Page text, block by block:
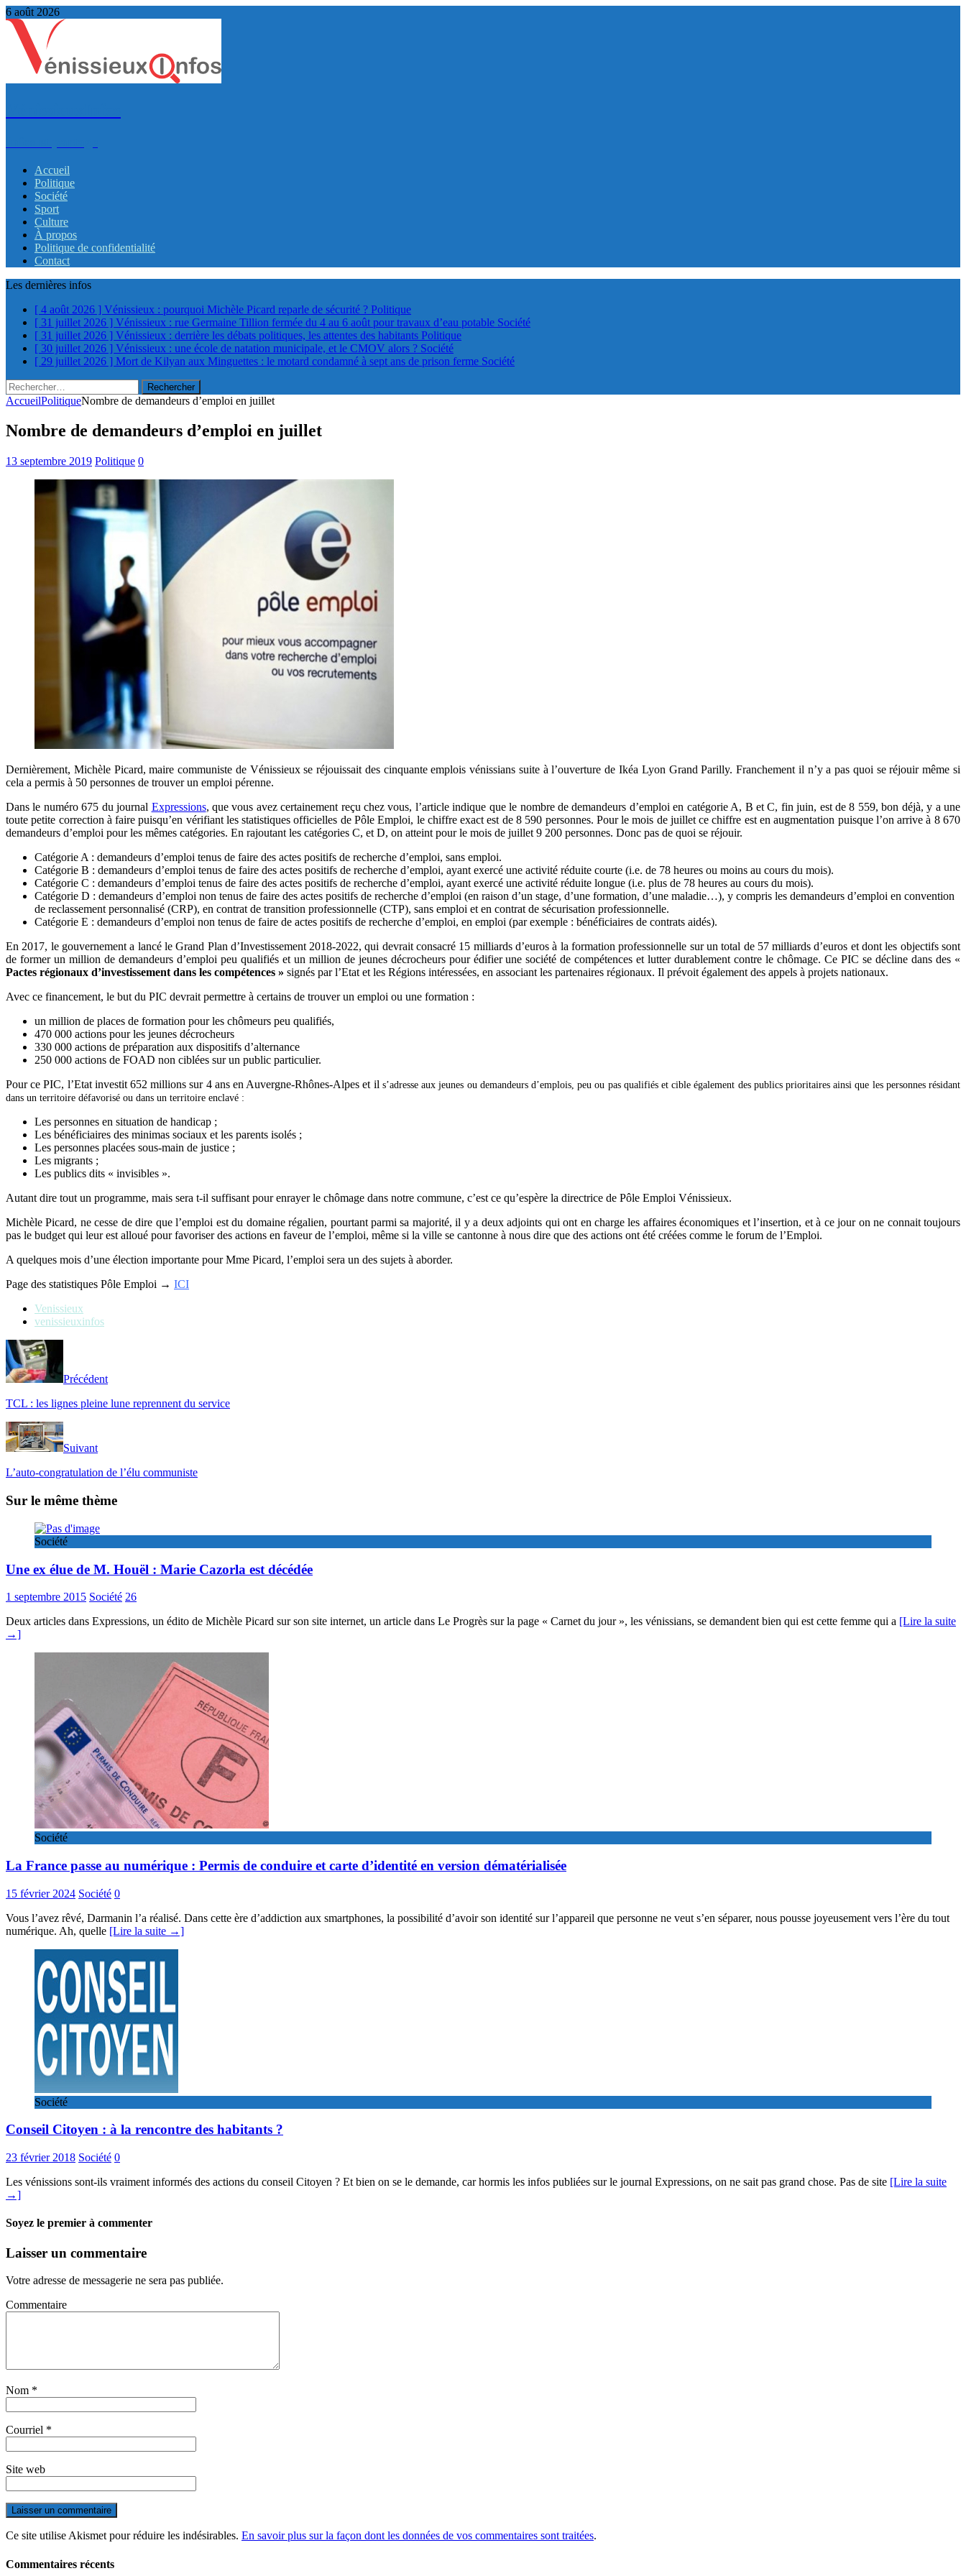
6 août 2026
Accueil
Politique
Société
Sport
Culture
À propos
Politique de confidentialité
Contact
Les dernières infos
[ 4 août 2026 ] Vénissieux : pourquoi Michèle Picard reparle de sécurité ? Politique
[ 31 juillet 2026 ] Vénissieux : rue Germaine Tillion fermée du 4 au 6 août pour travaux d’eau potable Société
[ 31 juillet 2026 ] Vénissieux : derrière les débats politiques, les attentes des habitants Politique
[ 30 juillet 2026 ] Vénissieux : une école de natation municipale, et le CMOV alors ? Société
[ 29 juillet 2026 ] Mort de Kilyan aux Minguettes : le motard condamné à sept ans de prison ferme Société
Rechercher :
AccueilPolitiqueNombre de demandeurs d’emploi en juillet
Nombre de demandeurs d’emploi en juillet
13 septembre 2019 Politique 0
Dernièrement, Michèle Picard, maire communiste de Vénissieux se réjouissait des cinquante emplois vénissians suite à l’ouverture de Ikéa Lyon Grand Parilly. Franchement il n’y a pas quoi se réjouir même si
cela a permis à 50 personnes de trouver un emploi pérenne.
Dans le numéro 675 du journal Expressions, que vous avez certainement reçu chez vous, l’article indique que le nombre de demandeurs d’emploi en catégorie A, B et C, fin juin, est de 8 559, bon déjà, y a une
toute petite correction à faire puisqu’en vérifiant les statistiques officielles de Pôle Emploi, le chiffre exact est de 8 590 personnes. Pour le mois de juillet ce chiffre est en augmentation puisque l’on arrive à 8 670
demandeurs d’emploi pour les mêmes catégories. En rajoutant les catégories C, et D, on atteint pour le mois de juillet 9 200 personnes. Donc pas de quoi se réjouir.
Catégorie A : demandeurs d’emploi tenus de faire des actes positifs de recherche d’emploi, sans emploi.
Catégorie B : demandeurs d’emploi tenus de faire des actes positifs de recherche d’emploi, ayant exercé une activité réduite courte (i.e. de 78 heures ou moins au cours du mois).
Catégorie C : demandeurs d’emploi tenus de faire des actes positifs de recherche d’emploi, ayant exercé une activité réduite longue (i.e. plus de 78 heures au cours du mois).
Catégorie D : demandeurs d’emploi non tenus de faire des actes positifs de recherche d’emploi (en raison d’un stage, d’une formation, d’une maladie…), y compris les demandeurs d’emploi en convention
de reclassement personnalisé (CRP), en contrat de transition professionnelle (CTP), sans emploi et en contrat de sécurisation professionnelle.
Catégorie E : demandeurs d’emploi non tenus de faire de actes positifs de recherche d’emploi, en emploi (par exemple : bénéficiaires de contrats aidés).
En 2017, le gouvernement a lancé le Grand Plan d’Investissement 2018-2022, qui devrait consacré 15 milliards d’euros à la formation professionnelle sur un total de 57 milliards d’euros et dont les objectifs sont
de former un million de demandeurs d’emploi peu qualifiés et un million de jeunes décrocheurs pour édifier une société de compétences et lutter durablement contre le chômage. Ce PIC se décline dans des «
Pactes régionaux d’investissement dans les compétences » signés par l’Etat et les Régions intéressées, en associant les partenaires régionaux. Il prévoit également des appels à projets nationaux.
Avec ce financement, le but du PIC devrait permettre à certains de trouver un emploi ou une formation :
un million de places de formation pour les chômeurs peu qualifiés,
470 000 actions pour les jeunes décrocheurs
330 000 actions de préparation aux dispositifs d’alternance
250 000 actions de FOAD non ciblées sur un public particulier.
Pour ce PIC, l’Etat investit 652 millions sur 4 ans en Auvergne-Rhônes-Alpes et il s’adresse aux jeunes ou demandeurs d’emplois, peu ou pas qualifiés et cible également des publics prioritaires ainsi que les personnes résidant
dans un territoire défavorisé ou dans un territoire enclavé :
Les personnes en situation de handicap ;
Les bénéficiaires des minimas sociaux et les parents isolés ;
Les personnes placées sous-main de justice ;
Les migrants ;
Les publics dits « invisibles ».
Autant dire tout un programme, mais sera t-il suffisant pour enrayer le chômage dans notre commune, c’est ce qu’espère la directrice de Pôle Emploi Vénissieux.
Michèle Picard, ne cesse de dire que l’emploi est du domaine régalien, pourtant parmi sa majorité, il y a deux adjoints qui ont en charge les affaires économiques et l’insertion, et à ce jour on ne connait toujours
pas le budget qui leur est alloué pour favoriser des actions en faveur de l’emploi, même si la ville se cantonne à nous dire que des actions ont été créées comme le forum de l’Emploi.
A quelques mois d’une élection importante pour Mme Picard, l’emploi sera un des sujets à aborder.
Page des statistiques Pôle Emploi → ICI
Venissieux
venissieuxinfos
Précédent
TCL : les lignes pleine lune reprennent du service
Suivant
L’auto-congratulation de l’élu communiste
Sur le même thème
Société
Une ex élue de M. Houël : Marie Cazorla est décédée
1 septembre 2015 Société 26
Deux articles dans Expressions, un édito de Michèle Picard sur son site internet, un article dans Le Progrès sur la page « Carnet du jour », les vénissians, se demandent bien qui est cette femme qui a [Lire la suite
→]
Société
La France passe au numérique : Permis de conduire et carte d’identité en version dématérialisée
15 février 2024 Société 0
Vous l’avez rêvé, Darmanin l’a réalisé. Dans cette ère d’addiction aux smartphones, la possibilité d’avoir son identité sur l’appareil que personne ne veut s’en séparer, nous pousse joyeusement vers l’ère du tout
numérique. Ah, quelle [Lire la suite →]
Société
Conseil Citoyen : à la rencontre des habitants ?
23 février 2018 Société 0
Les vénissions sont-ils vraiment informés des actions du conseil Citoyen ? Et bien on se le demande, car hormis les infos publiées sur le journal Expressions, on ne sait pas grand chose. Pas de site [Lire la suite
→]
Soyez le premier à commenter
Laisser un commentaire
Votre adresse de messagerie ne sera pas publiée.
Commentaire
Nom *
Courriel *
Site web
Ce site utilise Akismet pour réduire les indésirables. En savoir plus sur la façon dont les données de vos commentaires sont traitées.
Commentaires récents